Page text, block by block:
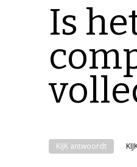
Is
KIJK antwoordt